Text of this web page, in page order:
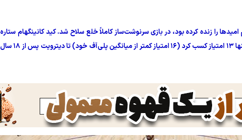
را زنده کرده بود، در بازی سرنوشت‌ساز کاملاً خلع سلاح شد. کید کانینگهام
بیش از هر زمان